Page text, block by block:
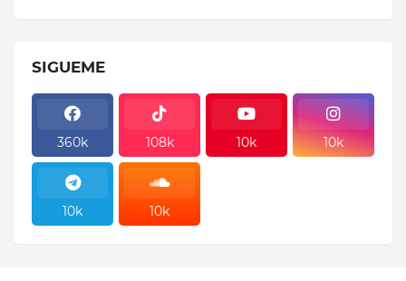
SIGUEME
360k 108k 10k 10k
10k 10k